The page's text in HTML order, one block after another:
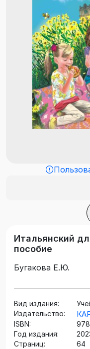
Итальянский
пособие
Бугакова Е.Ю.
Вид издания:
Издательство:
ISBN:
Год издания:
Страниц:
64